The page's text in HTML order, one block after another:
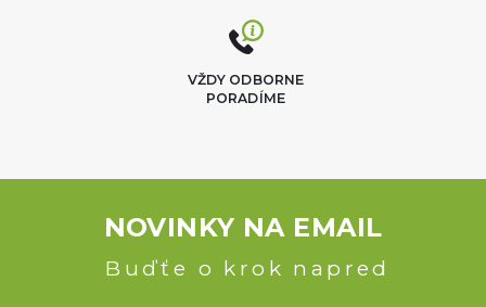
VŽDY ODBORNE
PORADÍME
NOVINKY NA EMAIL
Buďťe o krok napred